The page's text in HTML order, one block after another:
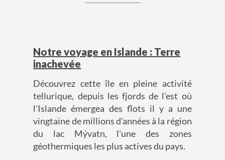
Notre voyage en Islande : Terre
inachevée
Découvrez cette île en pleine activité
tellurique, depuis les fjords de l'est où
l'Islande émergea des flots il y a une
vingtaine de millions d'années à la région
du lac Mývatn, l'une des zones
géothermiques les plus actives du pays.